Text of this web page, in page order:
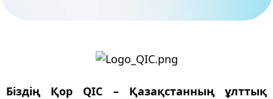
Біздің Қор QIC – Қазақстанның ұлттық